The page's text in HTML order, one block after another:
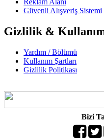
Reklam Alanı
Güvenli Alışveriş Sistemi
Gizlilik &
Yardım / Bölümü
Kullanım Şartları
Gizlilik Politikası
Bizi